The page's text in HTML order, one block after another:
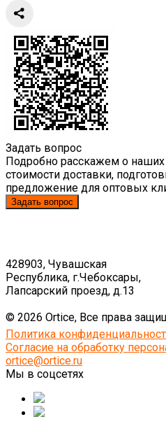
Задать вопрос
Подробно расскажем о наших
стоимости доставки,
предложение для оптовых
Задать вопрос
428903, Чувашская
Республика, г.Чебоксары,
Лапсарский проезд, д.13
© 2026 Ortice, Все права
Политика
Согласие на обработку
ortice@ortice.ru
Мы в соцсетях